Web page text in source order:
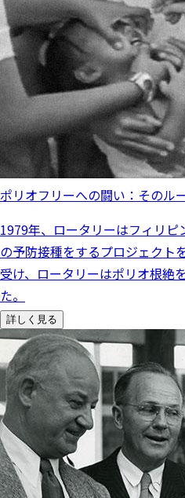
ポリオフリーへの闘い：そのル
1979年、ロータリーはフィリ
の予防接種をするプロジェクト
受け、ロータリーはポリオ根絶
た。
詳しく見る